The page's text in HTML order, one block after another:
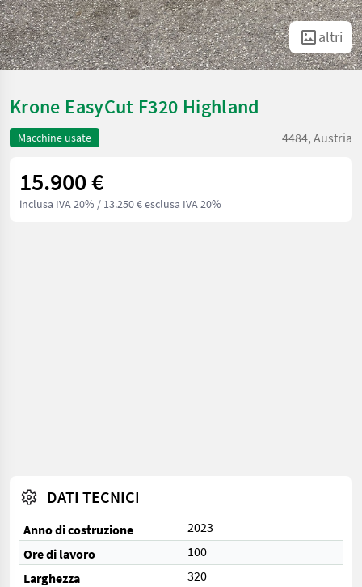
altri
Krone EasyCut F320 Highland
Macchine usate 4484, Austria
15.900 €
inclusa IVA 20% / 13.250 € esclusa IVA 20%
DATI TECNICI
Anno di costruzione
2023
Ore di lavoro
100
Larghezza
320